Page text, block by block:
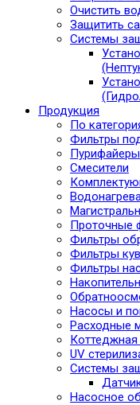
Очистить
Защитить
Системы
Продукция
По
Фильтры
Пурифайеры
Смесители
Проточные
Фильтры
Фильтры
Фильтры
Насосы и
Расходные
UV
Системы
Насосное